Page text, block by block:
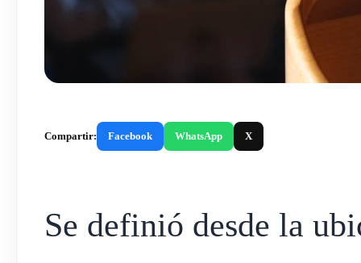
Compartir: Facebook WhatsApp X
Se definió desde la